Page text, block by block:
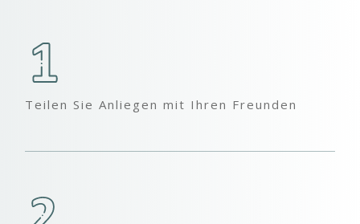
Teilen Sie Anliegen mit Ihren Freunden